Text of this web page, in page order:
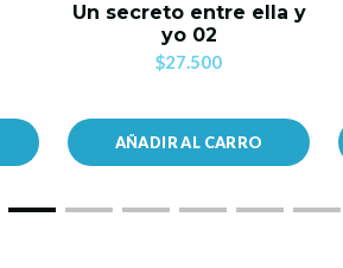
Un secreto entre ella y
yo 02
$27.500
AÑADIR AL CARRO